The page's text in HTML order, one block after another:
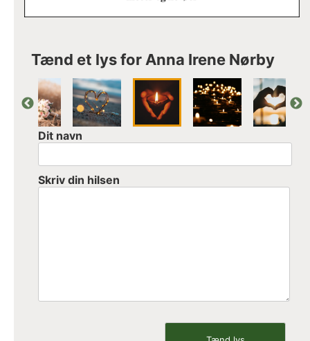
Tænd et lys for Anna Irene Nørby
Dit navn
Skriv din hilsen